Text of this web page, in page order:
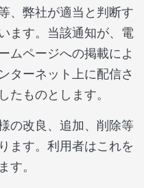
、弊社が適当と判断す
ます。当該通知が、電
ムページへの掲載によ
ターネット上に配信さ
たものとします。
の改良、追加、削除等
ます。利用者はこれを
す。